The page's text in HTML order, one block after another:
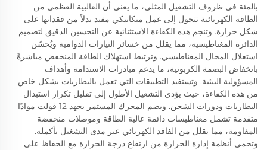
بالمئة في ظروف التشغيل المثلى، ما يعني أن الغالبية العظمى من
الطاقة الكهربائية تتحول إلى عمل ميكانيكي مفيد بدلاً من فقدانها على
شكل حرارة. وتنجم هذه الكفاءة الاستثنائية عن التحسين الدقيق لتصميم
الدائرة المغناطيسية، مما يقلل من خسائر التيارات الدوامية ويُحسّن
استغلال المجال المغناطيسي. وترتبط استهلاك الطاقة المنخفض مباشرةً
بانخفاض البصمة الكربونية، ما يدعم مبادرات الاستدامة وأهداف
المسؤولية البيئية. وتستفيد التطبيقات التي تعمل بالبطاريات بشكل خاص
من هذه الكفاءة، حيث يؤدي التشغيل الأطول إلى تقليل تكرار استبدال
البطاريات ودورات الشحن. ويضم المحرك المستمر بجهد 12 فولت موادًا
متقدمة تشمل مغناطيسات دائمة عالية الطاقة وموصلات منخفضة
المقاومة، مما يقلل من الفاقد الكهربائي عبر مدى التشغيل بأكمله.
وتحمي أنظمة إدارة الحرارة من ارتفاع درجة الحرارة مع الحفاظ على